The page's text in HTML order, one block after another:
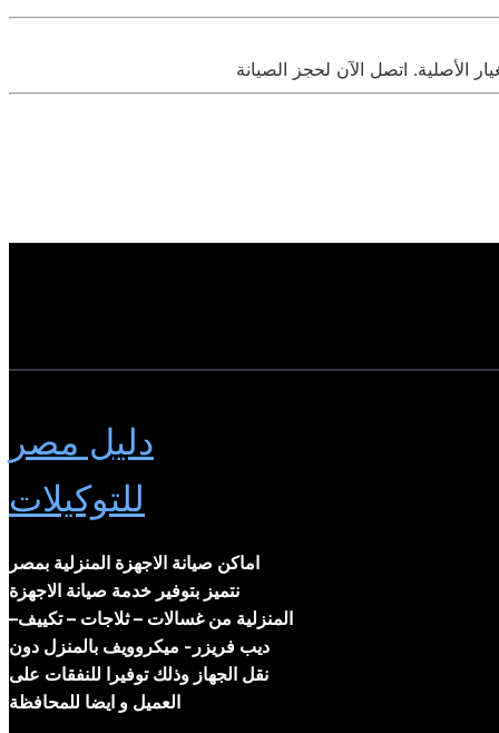
الأصلية. اتصل الآن لحجز الصيانة
دليل مصر
للتوكيلات
اماكن صيانة الاجهزة المنزلية بمصر
نتميز بتوفير خدمة صيانة الاجهزة
المنزلية من غسالات – ثلاجات – تكييف–
ديب فريزر- ميكروويف بالمنزل دون
نقل الجهاز وذلك توفيرا للنفقات على
العميل و ايضا للمحافظة